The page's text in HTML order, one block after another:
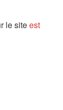
le siteest